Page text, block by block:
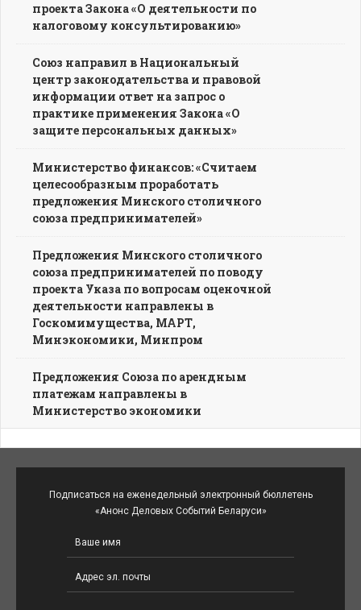
проекта Закона «О деятельности по
налоговому консультированию»
Союз направил в Национальный
центр законодательства и правовой
информации ответ на запрос о
практике применения Закона «О
защите персональных данных»
Министерство финансов: «Считаем
целесообразным проработать
предложения Минского столичного
союза предпринимателей»
Предложения Минского столичного
союза предпринимателей по поводу
проекта Указа по вопросам оценочной
деятельности направлены в
Госкомимущества, МАРТ,
Минэкономики, Минпром
Предложения Союза по арендным
платежам направлены в
Министерство экономики
Подписаться на еженедельный электронный бюллетень
«Анонс Деловых Событий Беларуси»